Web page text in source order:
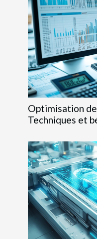
Optimisation
Techniques et